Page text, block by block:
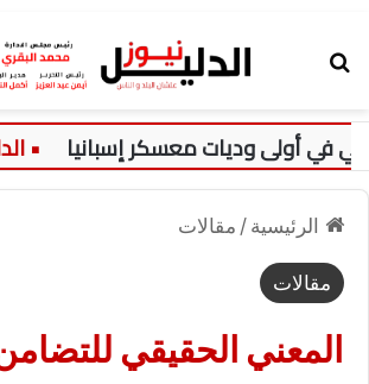
أولى وديات معسكر إسبانيا
الرئيسية / مقالات
مقالات
المعني الحقيقي